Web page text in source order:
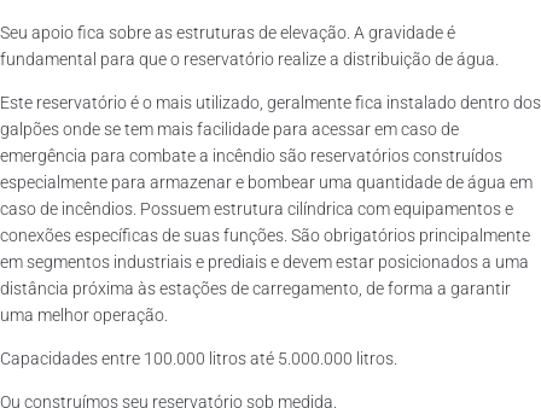
Seu apoio fica sobre as estruturas de elevação. A gravidade é
fundamental para que o reservatório realize a distribuição de água.
Este reservatório é o mais utilizado, geralmente fica instalado dentro dos
galpões onde se tem mais facilidade para acessar em caso de
emergência para combate a incêndio são reservatórios construídos
especialmente para armazenar e bombear uma quantidade de água em
caso de incêndios. Possuem estrutura cilíndrica com equipamentos e
conexões específicas de suas funções. São obrigatórios principalmente
em segmentos industriais e prediais e devem estar posicionados a uma
distância próxima às estações de carregamento, de forma a garantir
uma melhor operação.
Capacidades entre 100.000 litros até 5.000.000 litros.
Ou construímos seu reservatório sob medida.